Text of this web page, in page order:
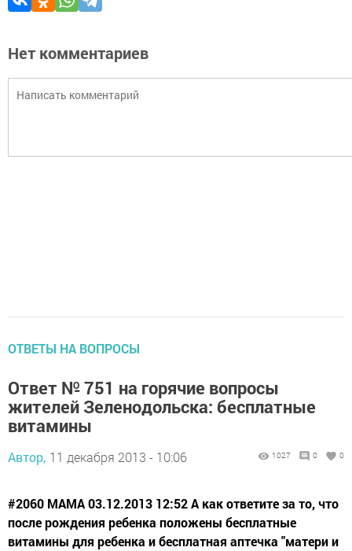
Нет комментариев
ОТВЕТЫ НА ВОПРОСЫ
Ответ № 751 на горячие вопросы
жителей Зеленодольска: бесплатные
витамины
Автор, 11 декабря 2013 - 10:06 1027 0 0
#2060 МАМА 03.12.2013 12:52 А как ответите за то, что
после рождения ребенка положены бесплатные
витамины для ребенка и бесплатная аптечка "матери и